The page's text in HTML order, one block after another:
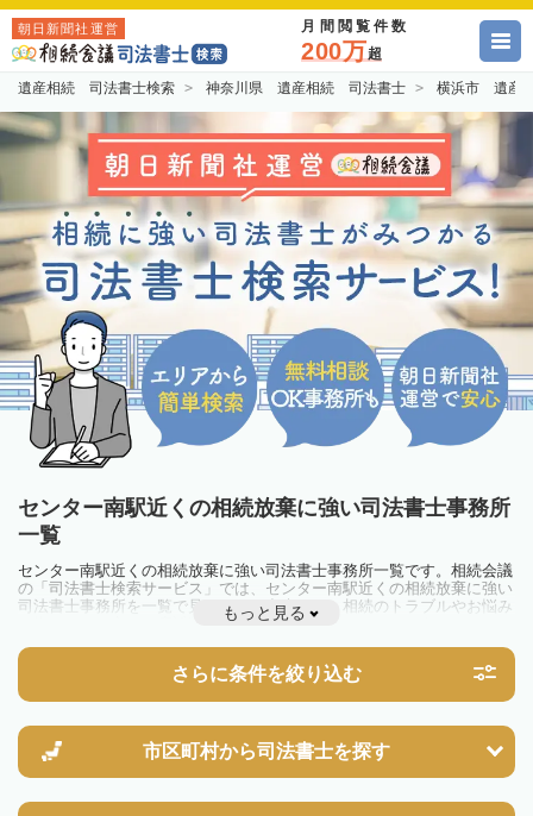
朝日新聞社運営 月間閲覧件数
200万超
遺産相続 司法書士検索 神奈川県 遺産相続 司法書士 横浜市 遺産
センター南駅近くの相続放棄に強い司法書士事務所
一覧
センター南駅近くの相続放棄に強い司法書士事務所一覧です。相続会議
の「司法書士検索サービス」では、センター南駅近くの相続放棄に強い
司法書士事務所を一覧で見ることが出来ます。相続のトラブルやお悩み
を抱えている方は一度近隣の司法書士に相談してみましょう。
もっと見る
さらに条件を絞り込む
市区町村から司法書士を探す